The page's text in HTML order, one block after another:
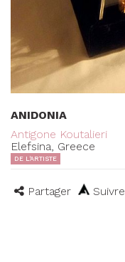
ANIDONIA
Antigone Koutalieri
Elefsina, Greece
DE L'ARTISTE
Partager Suivre